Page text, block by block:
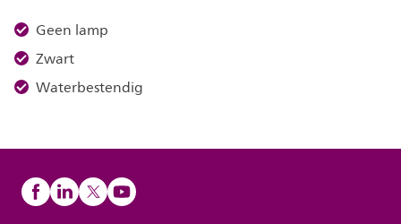
Geen lamp
Zwart
Waterbestendig